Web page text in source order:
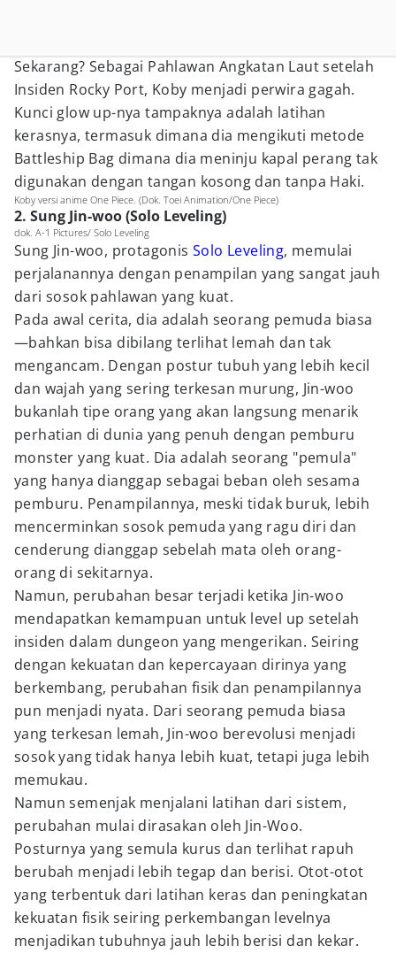
Sekarang? Sebagai Pahlawan Angkatan Laut setelah
Insiden Rocky Port, Koby menjadi perwira gagah.
Kunci glow up-nya tampaknya adalah latihan
kerasnya, termasuk dimana dia mengikuti metode
Battleship Bag dimana dia meninju kapal perang tak
digunakan dengan tangan kosong dan tanpa Haki.
Koby versi anime One Piece. (Dok. Toei Animation/One Piece)
2. Sung Jin-woo (Solo Leveling)
dok. A-1 Pictures/ Solo Leveling
Sung Jin-woo, protagonis Solo Leveling, memulai
perjalanannya dengan penampilan yang sangat jauh
dari sosok pahlawan yang kuat.
Pada awal cerita, dia adalah seorang pemuda biasa
—bahkan bisa dibilang terlihat lemah dan tak
mengancam. Dengan postur tubuh yang lebih kecil
dan wajah yang sering terkesan murung, Jin-woo
bukanlah tipe orang yang akan langsung menarik
perhatian di dunia yang penuh dengan pemburu
monster yang kuat. Dia adalah seorang "pemula"
yang hanya dianggap sebagai beban oleh sesama
pemburu. Penampilannya, meski tidak buruk, lebih
mencerminkan sosok pemuda yang ragu diri dan
cenderung dianggap sebelah mata oleh orang-
orang di sekitarnya.
Namun, perubahan besar terjadi ketika Jin-woo
mendapatkan kemampuan untuk level up setelah
insiden dalam dungeon yang mengerikan. Seiring
dengan kekuatan dan kepercayaan dirinya yang
berkembang, perubahan fisik dan penampilannya
pun menjadi nyata. Dari seorang pemuda biasa
yang terkesan lemah, Jin-woo berevolusi menjadi
sosok yang tidak hanya lebih kuat, tetapi juga lebih
memukau.
Namun semenjak menjalani latihan dari sistem,
perubahan mulai dirasakan oleh Jin-Woo.
Posturnya yang semula kurus dan terlihat rapuh
berubah menjadi lebih tegap dan berisi. Otot-otot
yang terbentuk dari latihan keras dan peningkatan
kekuatan fisik seiring perkembangan levelnya
menjadikan tubuhnya jauh lebih berisi dan kekar.